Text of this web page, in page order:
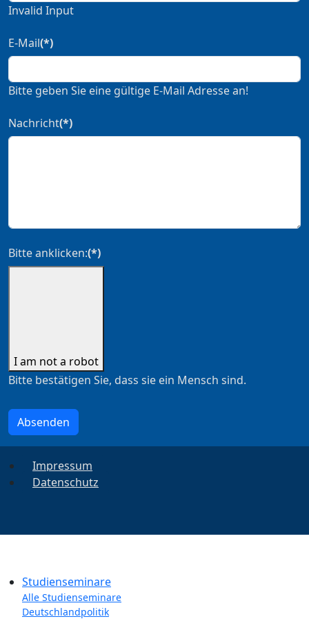
Invalid Input
E-Mail(*)
Bitte geben Sie eine gültige E-Mail Adresse an!
Nachricht(*)
Bitte anklicken:(*)
I am not a robot
Bitte bestätigen Sie, dass sie ein Mensch sind.
Absenden
Impressum
Datenschutz
Studienseminare
Alle Studienseminare
Deutschlandpolitik